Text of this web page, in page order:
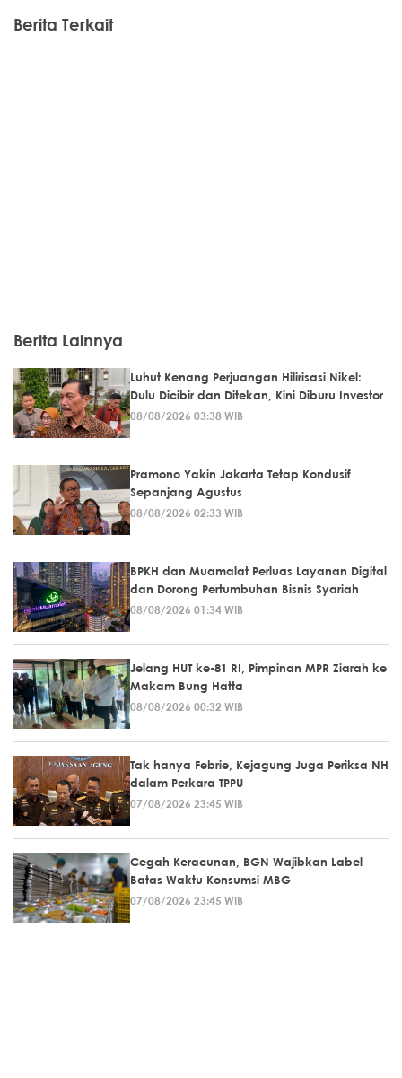
Berita Terkait
Berita Lainnya
Luhut Kenang Perjuangan Hilirisasi Nikel:
Dulu Dicibir dan Ditekan, Kini Diburu Investor
08/08/2026 03:38 WIB
Pramono Yakin Jakarta Tetap Kondusif
Sepanjang Agustus
08/08/2026 02:33 WIB
BPKH dan Muamalat Perluas Layanan Digital
dan Dorong Pertumbuhan Bisnis Syariah
08/08/2026 01:34 WIB
Jelang HUT ke-81 RI, Pimpinan MPR Ziarah ke
Makam Bung Hatta
08/08/2026 00:32 WIB
Tak hanya Febrie, Kejagung Juga Periksa NH
dalam Perkara TPPU
07/08/2026 23:45 WIB
Cegah Keracunan, BGN Wajibkan Label
Batas Waktu Konsumsi MBG
07/08/2026 23:45 WIB